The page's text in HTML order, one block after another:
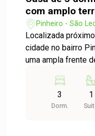
com amplo
Pinheiro - São
Localizada
cidade no bairro
uma ampla frente
aparente em
cozinha com
escritório,
3
Dorm.
1